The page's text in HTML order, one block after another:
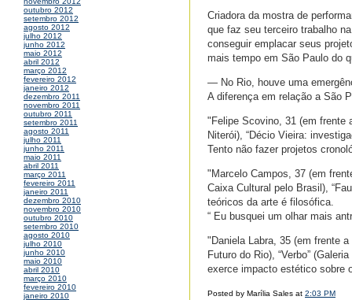
outubro 2012
setembro 2012
agosto 2012
julho 2012
junho 2012
maio 2012
abril 2012
março 2012
fevereiro 2012
janeiro 2012
dezembro 2011
novembro 2011
outubro 2011
setembro 2011
agosto 2011
julho 2011
junho 2011
maio 2011
abril 2011
março 2011
fevereiro 2011
janeiro 2011
dezembro 2010
novembro 2010
outubro 2010
setembro 2010
agosto 2010
julho 2010
junho 2010
maio 2010
abril 2010
março 2010
fevereiro 2010
janeiro 2010
Criadora da mostra de
que faz seu terceiro trabalho
conseguir emplacar seus
mais tempo em São Paulo do
— No Rio, houve uma
A diferença em relação a São
"Felipe Scovino, 31 (em frente
Niterói), “Décio Vieira:
Tento não fazer projetos
"Marcelo Campos, 37 (em
Caixa Cultural pelo Brasil),
teóricos da arte é filosófica.
“ Eu busquei um olhar mais
"Daniela Labra, 35 (em frente
Futuro do Rio), “Verbo”
exerce impacto estético sobre
Posted by Marília Sales at 2:03 PM